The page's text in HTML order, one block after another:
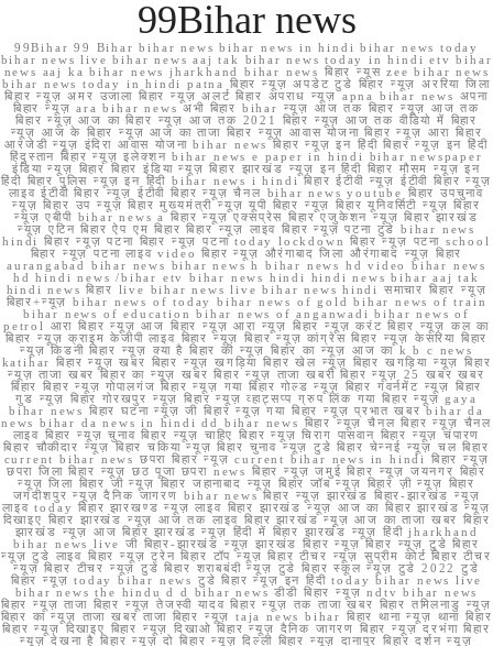
99Bihar news
99Bihar 99 Bihar bihar news bihar news in hindi bihar news today
bihar news live bihar news aaj tak bihar news today in hindi etv bihar
news aaj ka bihar news jharkhand bihar news बिहार न्यूस zee bihar news
bihar news today in hindi patna बिहार न्यूज़ अपडेट टुडे बिहार न्यूज़ अररिया जिला
बिहार न्यूज़ अमर उजाला बिहार न्यूज़ अलर्ट बिहार अपराध न्यूज़ apna bihar news अपना
बिहार न्यूज़ ara bihar news अभी बिहार bihar न्यूज़ आज तक बिहार न्यूज़ आज तक
बिहार न्यूज़ आज का बिहार न्यूज़ आज तक 2021 बिहार न्यूज़ आज तक वीडियो में बिहार
न्यूज़ आज के बिहार न्यूज़ आज का ताजा बिहार न्यूज़ आवास योजना बिहार न्यूज़ आरा बिहार
आरजेडी न्यूज़ इंदिरा आवास योजना bihar news बिहार न्यूज़ इन हिंदी बिहार न्यूज़ इन हिंदी
हिंदुस्तान बिहार न्यूज़ इलेक्शन bihar news e paper in hindi bihar newspaper
इंडिया न्यूज़ बिहार बिहार इंडिया न्यूज़ बिहार झारखंड न्यूज़ इन हिंदी बिहार मौसम न्यूज़ इन
हिंदी बिहार पुलिस न्यूज़ इन हिंदी bihar news i hindi बिहार ईटीवी न्यूज़ ईटीवी बिहार न्यूज़
लाइव ईटीवी बिहार न्यूज़ ईटीवी बिहार न्यूज़ चैनल bihar news youtube बिहार उपचुनाव
न्यूज़ बिहार उप न्यूज़ बिहार मुख्यमंत्री न्यूज़ यूपी बिहार न्यूज़ बिहार यूनिवर्सिटी न्यूज़ बिहार
न्यूज़ एबीपी bihar news a बिहार न्यूज़ एक्सप्रेस बिहार एजुकेशन न्यूज़ बिहार झारखंड
न्यूज़ एटिन बिहार ऐप एम बिहार बिहार न्यूज़ लाइव बिहार न्यूज़ पटना टुडे bihar news
hindi बिहार न्यूज़ पटना बिहार न्यूज़ पटना today lockdown बिहार न्यूज़ पटना school
बिहार न्यूज़ पटना लाइव video बिहार न्यूज़ औरंगाबाद जिला औरंगाबाद न्यूज़ बिहार
aurangabad bihar news bihar news h bihar news hd video bihar news
hd hindi news /bihar etv bihar news hindi hindi news bihar aaj tak
hindi news बिहार live bihar news live bihar news hindi समाचार बिहार न्यूज़
बिहार+न्यूज़ bihar news of today bihar news of gold bihar news of train
bihar news of education bihar news of anganwadi bihar news of
petrol आरा बिहार न्यूज़ आज बिहार न्यूज़ आरा न्यूज़ बिहार न्यूज़ करंट बिहार न्यूज़ कल का
बिहार न्यूज़ क्राइम केजीपी लाइव बिहार न्यूज़ बिहार न्यूज़ कांग्रेस बिहार न्यूज़ केसरिया बिहार
न्यूज़ किडनी बिहार न्यूज़ क्या है बिहार की न्यूज़ बिहार का न्यूज़ आज का k b c news
katihar बिहार न्यूज़ खबर बिहार न्यूज़ खगड़िया बिहार खेल न्यूज़ बिहार खगड़िया न्यूज़ बिहार
न्यूज़ ताजा खबर बिहार का न्यूज़ खबर बिहार न्यूज़ ताजा खबरी बिहार न्यूज़ 25 खबर खबर
बिहार बिहार न्यूज़ गोपालगंज बिहार न्यूज़ गया बिहार गोल्ड न्यूज़ बिहार गवर्नमेंट न्यूज़ बिहार
गुड न्यूज़ बिहार गोरखपुर न्यूज़ बिहार न्यूज़ व्हाट्सप्प ग्रुप लिंक गया बिहार न्यूज़ gaya
bihar news बिहार घटना न्यूज़ जी बिहार न्यूज़ गया बिहार न्यूज़ प्रभात खबर bihar da
news bihar da news in hindi dd bihar news बिहार न्यूज़ चैनल बिहार न्यूज़ चैनल
लाइव बिहार न्यूज़ चुनाव बिहार न्यूज़ चाहिए बिहार न्यूज़ चिराग पासवान बिहार न्यूज़ चंपारण
बिहार चौकीदार न्यूज़ बिहार चकिया न्यूज़ बिहार चुनाव न्यूज़ टुडे बिहार चेन्नई न्यूज़ चल बिहार
current bihar news छपरा बिहार न्यूज़ current bihar news in hindi बिहार न्यूज़
छपरा जिला बिहार न्यूज़ छठ पूजा छपरा news बिहार न्यूज़ जमुई बिहार न्यूज़ जयनगर बिहार
न्यूज़ जिला बिहार जी न्यूज़ बिहार जहानाबाद न्यूज़ बिहार जॉब न्यूज़ बिहार ज़ी न्यूज़ बिहार
जगदीशपुर न्यूज़ दैनिक जागरण bihar news बिहार न्यूज़ झारखंड बिहार-झारखंड न्यूज़
लाइव today बिहार झारखण्ड न्यूज़ लाइव बिहार झारखंड न्यूज़ आज का बिहार झारखंड न्यूज़
दिखाइए बिहार झारखंड न्यूज़ आज तक लाइव बिहार झारखंड न्यूज़ आज का ताजा खबर बिहार
झारखंड न्यूज़ आज बिहार झारखंड न्यूज़ हिंदी में बिहार झारखंड न्यूज़ हिंदी jharkhand
bihar news live जी बिहार-झारखंड न्यूज़ झारखंड बिहार न्यूज़ बिहार न्यूज़ टुडे बिहार
न्यूज़ टुडे लाइव बिहार न्यूज़ ट्रेन बिहार टॉप न्यूज़ बिहार टीचर न्यूज़ सुप्रीम कोर्ट बिहार टीचर
न्यूज़ बिहार टीचर न्यूज़ टुडे बिहार शराबबंदी न्यूज़ टुडे बिहार स्कूल न्यूज़ टुडे 2022 टुडे
बिहार न्यूज़ today bihar news टुडे बिहार न्यूज़ इन हिंदी today bihar news live
bihar news the hindu d d bihar news डीडी बिहार न्यूज़ ndtv bihar news
बिहार न्यूज़ ताजा बिहार न्यूज़ तेजस्वी यादव बिहार न्यूज़ तक ताजा खबर बिहार तमिलनाडु न्यूज़
बिहार का न्यूज़ ताजा खबर ताजा बिहार न्यूज़ taja news bihar बिहार थाना न्यूज़ थाना बिहार
बिहार न्यूज़ दिखाइए बिहार न्यूज़ दिखाओ बिहार न्यूज़ दैनिक जागरण बिहार न्यूज़ दरभंगा बिहार
न्यूज़ देखना है बिहार न्यूज़ दो बिहार न्यूज़ दिल्ली बिहार न्यूज़ दानापुर बिहार दर्शन न्यूज़